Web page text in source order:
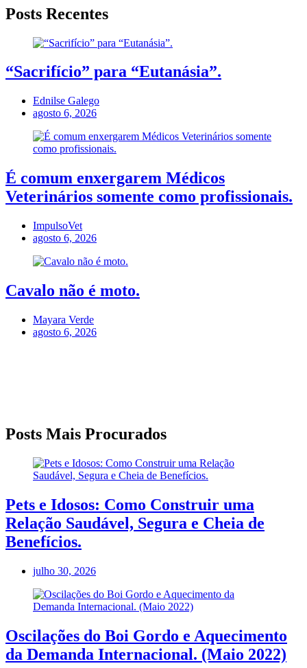
Posts Recentes
“Sacrifício” para “Eutanásia”.
Ednilse Galego
agosto 6, 2026
É comum enxergarem Médicos
Veterinários somente como profissionais.
ImpulsoVet
agosto 6, 2026
Cavalo não é moto.
Mayara Verde
agosto 6, 2026
Posts Mais Procurados
Pets e Idosos: Como Construir uma
Relação Saudável, Segura e Cheia de
Benefícios.
julho 30, 2026
Oscilações do Boi Gordo e Aquecimento
da Demanda Internacional. (Maio 2022)